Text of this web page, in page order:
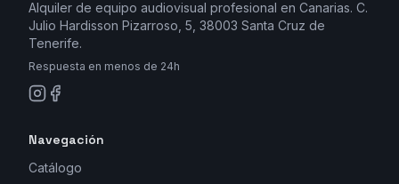
Alquiler de equipo audiovisual profesional en Canarias. C.
Julio Hardisson Pizarroso, 5, 38003 Santa Cruz de
Tenerife.
Respuesta en menos de 24h
Navegación
Catálogo